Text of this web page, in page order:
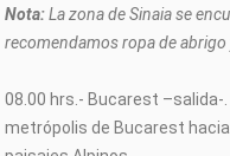
Nota:La zona de Sinaia se
recomendamos ropa de abrigo
08.00 hrs.- Bucarest –salida-
metrópolis de Bucarest